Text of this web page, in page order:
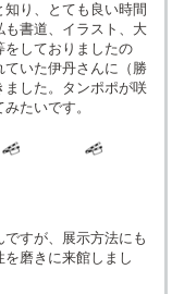
り、とても良い時間
書道、イラスト、大
しておりましたの
いた伊丹さんに（勝
した。タンポポが咲
たいです。
すが、展示方法にも
磨きに来館しまし